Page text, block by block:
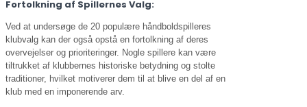
Fortolkning af Spillernes Valg:
Ved at undersøge de 20 populære håndboldspilleres
klubvalg kan der også opstå en fortolkning af deres
overvejelser og prioriteringer. Nogle spillere kan være
tiltrukket af klubbernes historiske betydning og stolte
traditioner, hvilket motiverer dem til at blive en del af en
klub med en imponerende arv.